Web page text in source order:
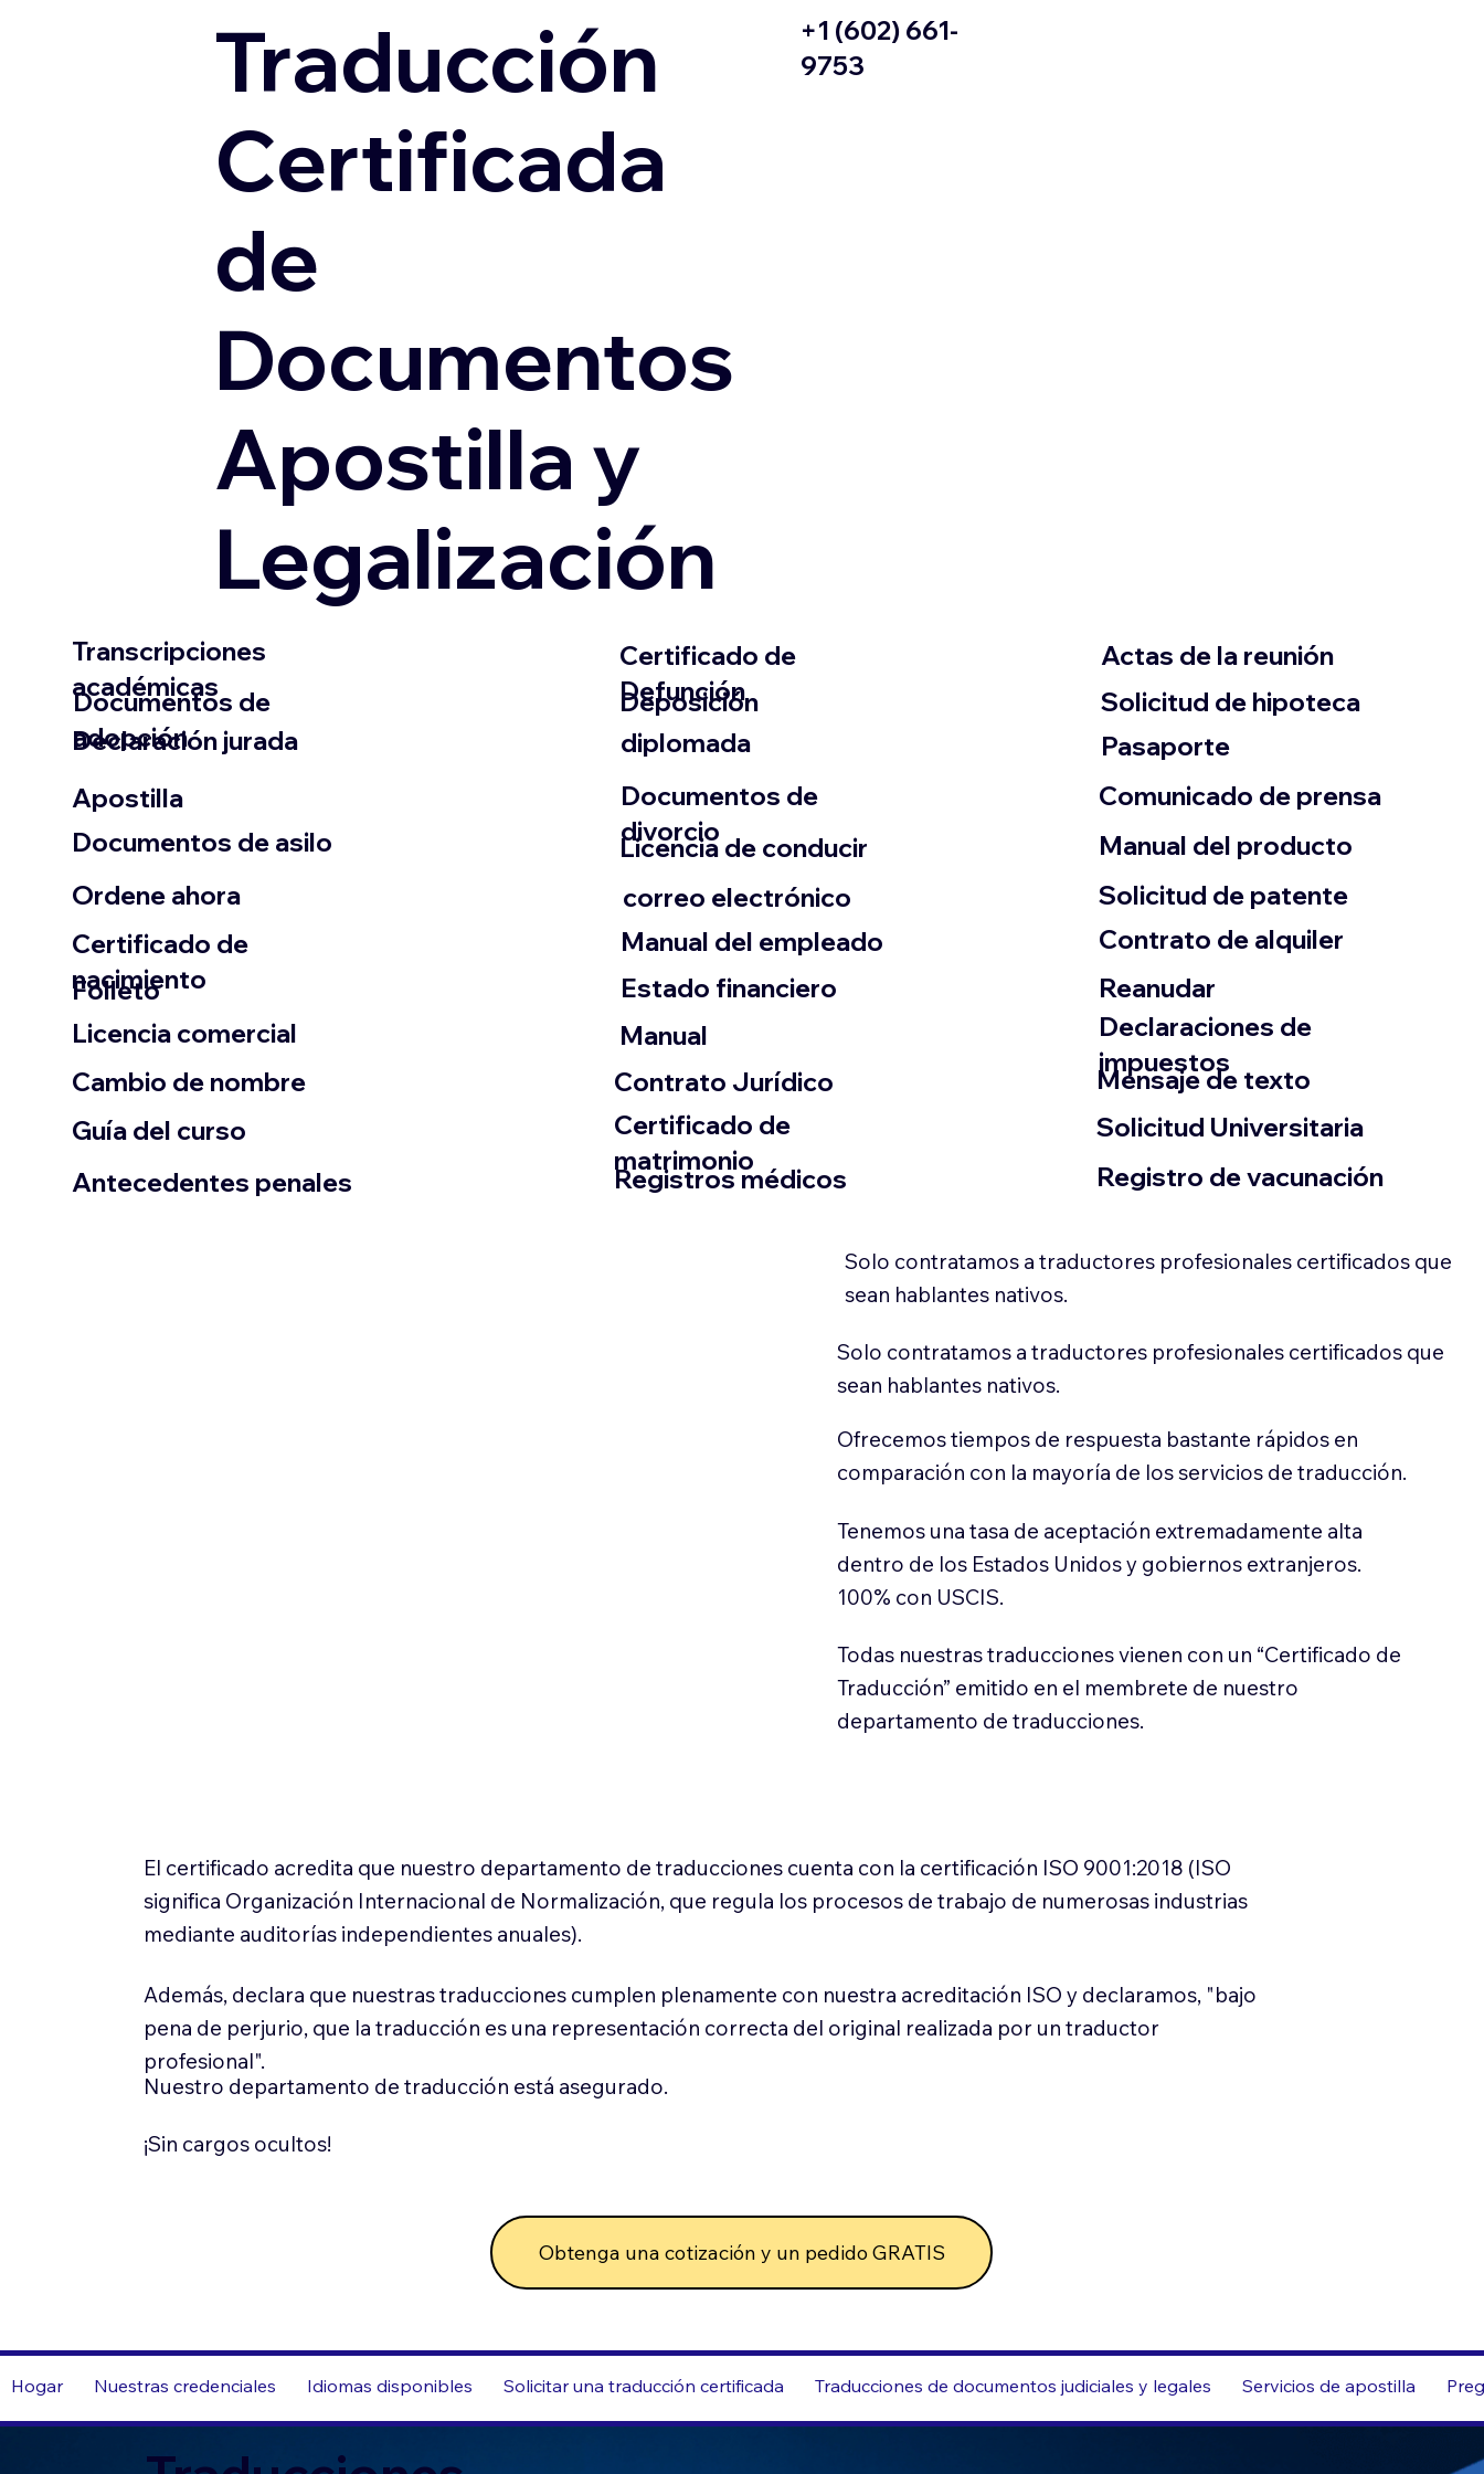
Traducción
Certificada
de
Documentos
Apostilla y
Legalización
+1 (602) 661-
9753
Transcripciones
académicas
Documentos de
adopción
Declaración jurada
​Apostilla
Documentos de asilo
Ordene ahora
Certificado de
nacimiento
Folleto
​Licencia comercial
Cambio de nombre
Guía del curso
Antecedentes penales
​Certificado de
Defunción
​Deposición
diplomada
Documentos de
divorcio
Licencia de conducir
​correo electrónico
Manual del empleado
Estado financiero
​Manual
​Contrato Jurídico
Certificado de
matrimonio
Registros médicos
Actas de la reunión
Solicitud de hipoteca
Pasaporte
Comunicado de prensa
​Manual del producto
​Solicitud de patente
Contrato de alquiler
​Reanudar
Declaraciones de
impuestos
​Mensaje de texto
​Solicitud Universitaria
Registro de vacunación
Solo contratamos a traductores profesionales certificados que
sean hablantes nativos.
Solo contratamos a traductores profesionales certificados que
sean hablantes nativos.
Ofrecemos tiempos de respuesta bastante rápidos en
comparación con la mayoría de los servicios de traducción.
Tenemos una tasa de aceptación extremadamente alta
dentro de los Estados Unidos y gobiernos extranjeros.
100% con USCIS.
Todas nuestras traducciones vienen con un “Certificado de
Traducción” emitido en el membrete de nuestro
departamento de traducciones.
El certificado acredita que nuestro departamento de traducciones cuenta con la certificación ISO 9001:2018 (ISO
significa Organización Internacional de Normalización, que regula los procesos de trabajo de numerosas industrias
mediante auditorías independientes anuales).
Además, declara que nuestras traducciones cumplen plenamente con nuestra acreditación ISO y declaramos, "bajo
pena de perjurio, que la traducción es una representación correcta del original realizada por un traductor
profesional".
Nuestro departamento de traducción está asegurado.
¡Sin cargos ocultos!
Obtenga una cotización y un pedido GRATIS
Hogar Nuestras credenciales Idiomas disponibles Solicitar una traducción certificada Traducciones de documentos judiciales y legales Servicios de apostilla